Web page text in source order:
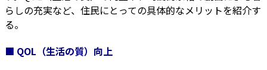
らしの充実など、住民にとっての具体的なメリットを紹介す
る。
■ QOL（生活の質）向上